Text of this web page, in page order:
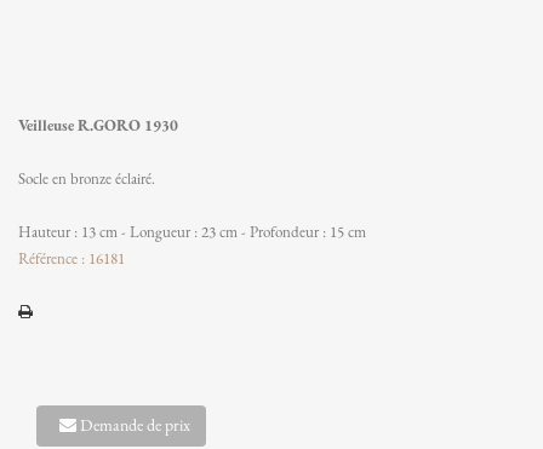
Veilleuse R.GORO 1930
Socle en bronze éclairé.
Hauteur : 13 cm - Longueur : 23 cm - Profondeur : 15 cm
Référence : 16181
Demande de prix